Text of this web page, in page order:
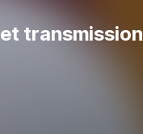
transmission